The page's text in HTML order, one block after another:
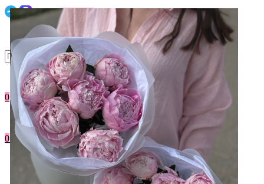
КаталогАКЦИИ
Акции
До 3000
Букеты с пионами
О нас
Доставка и оплата
Контакты
Поиск
0
0 0р.